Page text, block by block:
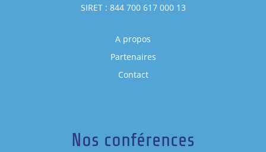
SIRET : 844 700 617 000 13
A propos
Partenaires
Contact
Nos conférences